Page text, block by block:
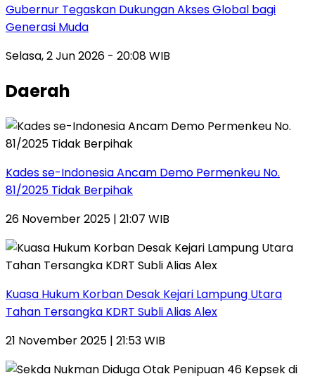
Gubernur Tegaskan Dukungan Akses Global bagi
Generasi Muda
Selasa, 2 Jun 2026 - 20:08 WIB
Daerah
Kades se-Indonesia Ancam Demo Permenkeu No.
81/2025 Tidak Berpihak
26 November 2025 | 21:07 WIB
Kuasa Hukum Korban Desak Kejari Lampung Utara
Tahan Tersangka KDRT Subli Alias Alex
21 November 2025 | 21:53 WIB